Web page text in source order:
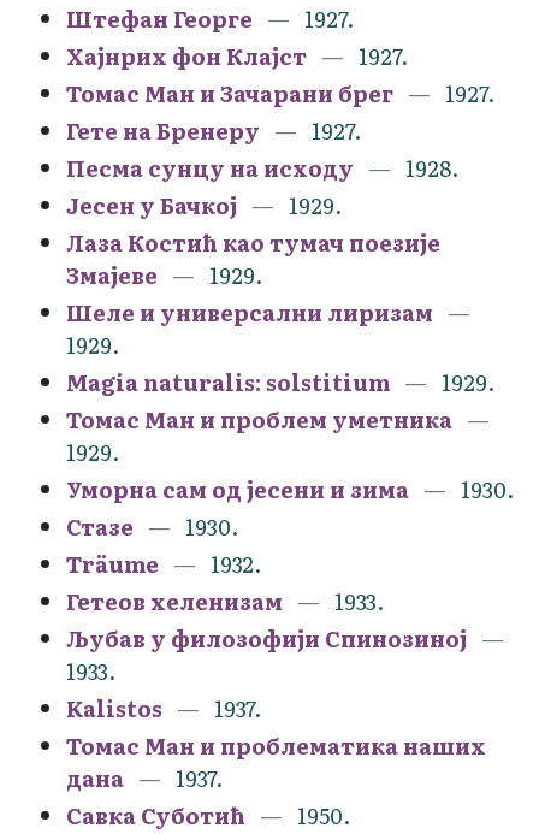
Штефан Георге
1927.
Хајнрих фон Клајст
1927.
Томас Ман и Зачарани брег
1927.
Гете на Бренеру
1927.
Песма сунцу на исходу
1928.
Јесен у Бачкој
1929.
Лаза Костић као тумач поезије
Змајеве
1929.
Шеле и универсални лиризам
1929.
Magia naturalis: solstitium
1929.
Томас Ман и проблем уметника
1929.
Уморна сам од јесени и зима
1930.
Стазе
1930.
Träume
1932.
Гетеов хеленизам
1933.
Љубав у филозофији Спинозиној
1933.
Kalistos
1937.
Томас Ман и проблематика наших
дана
1937.
Савка Суботић
1950.